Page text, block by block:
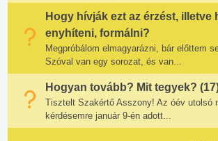
Hogy hívják ezt az érzést, illetve
enyhíteni, formálni?
Megpróbálom elmagyarázni, bár előttem
Szóval van egy sorozat, és van...
Hogyan tovább? Mit tegyek?
Tisztelt Szakértő Asszony! Az óév utolsó
kérdésemre január 9-én adott...